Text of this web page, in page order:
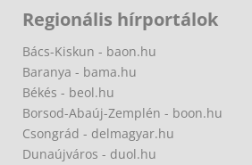
Regionális hírportálok
Bács-Kiskun - baon.hu
Baranya - bama.hu
Békés - beol.hu
Borsod-Abaúj-Zemplén - boon.hu
Csongrád - delmagyar.hu
Dunaújváros - duol.hu